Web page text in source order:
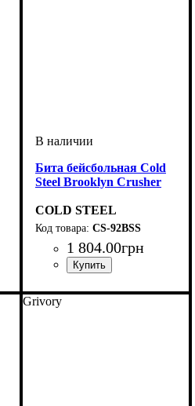
Бита бейсбольная Cold
Steel Brooklyn Crusher
COLD STEEL
CS-92BSS
1 804.00грн
Grivory